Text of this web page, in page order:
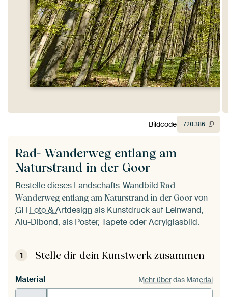
Rad- Wanderweg entlang am
Naturstrand in der Goor
Bestelle dieses Landschafts-Wandbild Rad-
Wanderweg entlang am Naturstrand in der Goor von
GH Foto & Artdesignals Kunstdruck auf Leinwand,
Alu-Dibond, als Poster, Tapete oder Acrylglasbild.
1 Stelle dir dein Kunstwerk zusammen
Material Mehr über das Material
Bildcode 720386